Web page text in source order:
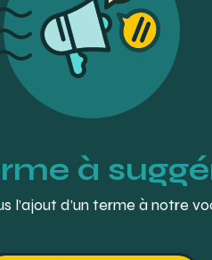
à
l’ajout d’un terme à notre